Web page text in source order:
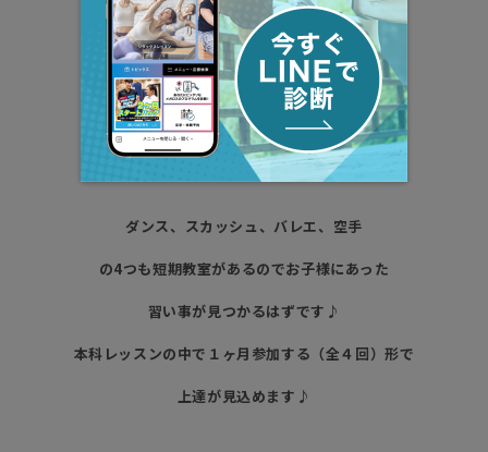
ダンス、 スカッシュ、バレエ、空手
の4つも短期教室があるのでお子様にあった
習い事が見つかるはずです ♪
本科レッスンの中で１ヶ月参加する（全４回）形で
上達が見込めます ♪